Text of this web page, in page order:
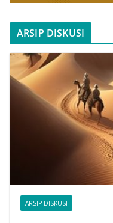
ARSIP DISKUSI
ARSIP DISKUSI